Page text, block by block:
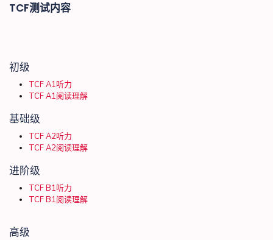
TCF测试内容
初级
TCF A1听力
TCF A1阅读理解
基础级
TCF A2听力
TCF A2阅读理解
进阶级
TCF B1听力
TCF B1阅读理解
高级